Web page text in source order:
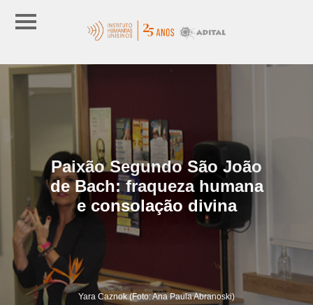
Paixão Segundo São João
de Bach: fraqueza humana
e consolação divina
Yara Caznok (Foto: Ana Paula Abranoski)